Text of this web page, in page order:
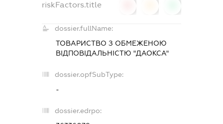
riskFactors.title
dossier.fullName:
ТОВАРИСТВО З ОБМЕЖЕНОЮ
ВІДПОВІДАЛЬНІСТЮ "ДАОКСА"
dossier.opfSubType:
-
dossier.edrpo: